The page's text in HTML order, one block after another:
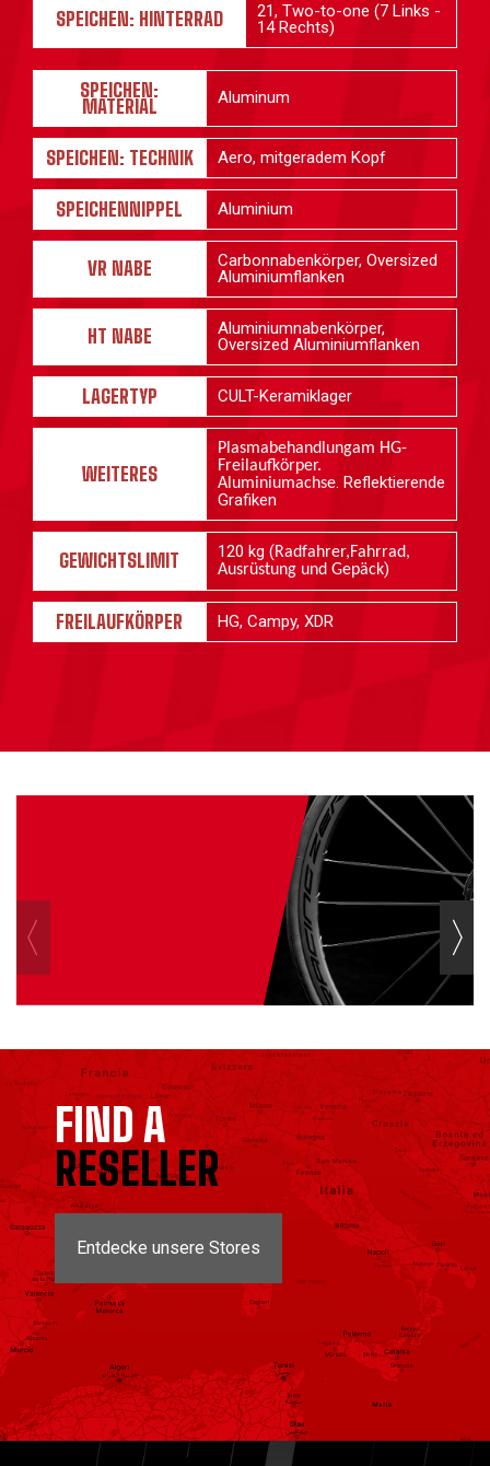
SPEICHEN: HINTERRAD
21, Two-to-one (7 Links -
14 Rechts)
SPEICHEN:
MATERIAL Aluminum
SPEICHEN: TECHNIK Aero, mitgeradem Kopf
SPEICHENNIPPEL Aluminium
VR NABE
Carbonnabenkörper, Oversized
Aluminiumflanken
HT NABE
Aluminiumnabenkörper,
Oversized Aluminiumflanken
LAGERTYP CULT-Keramiklager
WEITERES
Plasmabehandlungam HG-
Freilaufkörper.
Aluminiumachse. Reflektierende
Grafiken
GEWICHTSLIMIT 120 kg (Radfahrer,Fahrrad,
Ausrüstung und Gepäck)
FREILAUFKÖRPER HG, Campy, XDR
FIND A
RESELLER
Entdecke unsere Stores